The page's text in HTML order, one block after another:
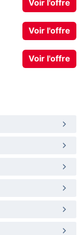
Voir l'offre
Voir l'offre
Voir l'offre